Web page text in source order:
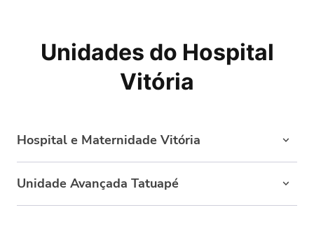
Unidades do Hospital
Vitória
Hospital e Maternidade Vitória
Franco
Unidade Avançada Tatuapé